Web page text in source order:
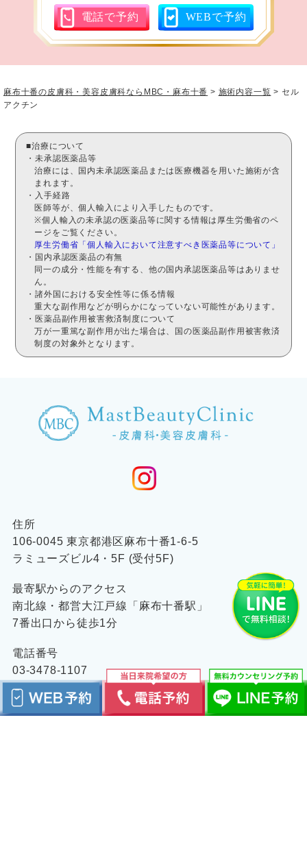
電話で予約 WEBで予約
麻布十番の皮膚科・美容皮膚科ならMBC・麻布十番 > 施術内容一覧 > セル
アクチン
■治療について
・未承認医薬品等
治療には、国内未承認医薬品または医療機器を用いた施術が含
まれます。
・入手経路
医師等が、個人輸入により入手したものです。
※個人輸入の未承認の医薬品等に関する情報は厚生労働省のペ
ージをご覧ください。
厚生労働省「個人輸入において注意すべき医薬品等について」
・国内承認医薬品の有無
同一の成分・性能を有する、他の国内承認医薬品等はありませ
ん。
・諸外国における安全性等に係る情報
重大な副作用などが明らかになっていない可能性があります。
・医薬品副作用被害救済制度について
万が一重篤な副作用が出た場合は、国の医薬品副作用被害救済
制度の対象外となります。
住所
106-0045 東京都港区麻布十番1-6-5
ラミューズビル4・5F (受付5F)
最寄駅からのアクセス
南北線・都営大江戸線「麻布十番駅」
7番出口から徒歩1分
電話番号
03-3478-1107
診療時間
平 日 10:30〜18:30